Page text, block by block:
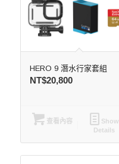
HERO 9 潛水行家套組
NT$20,800
查看內容
Show
Details